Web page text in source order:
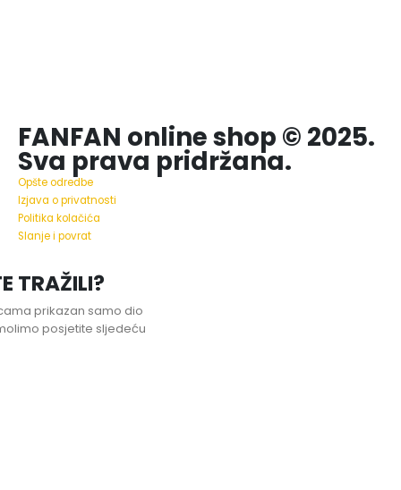
FANFAN online shop © 2025.
Sva prava pridržana.
Opšte odredbe
Izjava o privatnosti
Politika kolačića
Slanje i povrat
TRAŽILI?
prikazan samo dio
posjetite sljedeću